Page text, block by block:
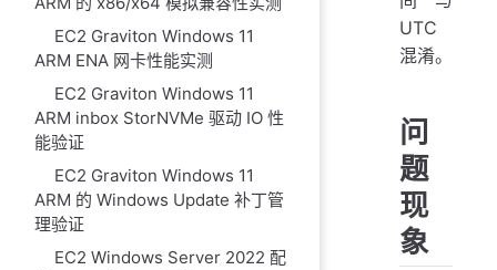
EC2 Graviton Windows 11
ARM ENA 网卡性能实测
EC2 Graviton Windows 11
ARM inbox StorNVMe 驱动 IO 性
能验证
EC2 Graviton Windows 11
ARM 的 Windows Update 补丁管
理验证
EC2 Windows Server 2022 配
UTC
混淆。
问
题
现
象